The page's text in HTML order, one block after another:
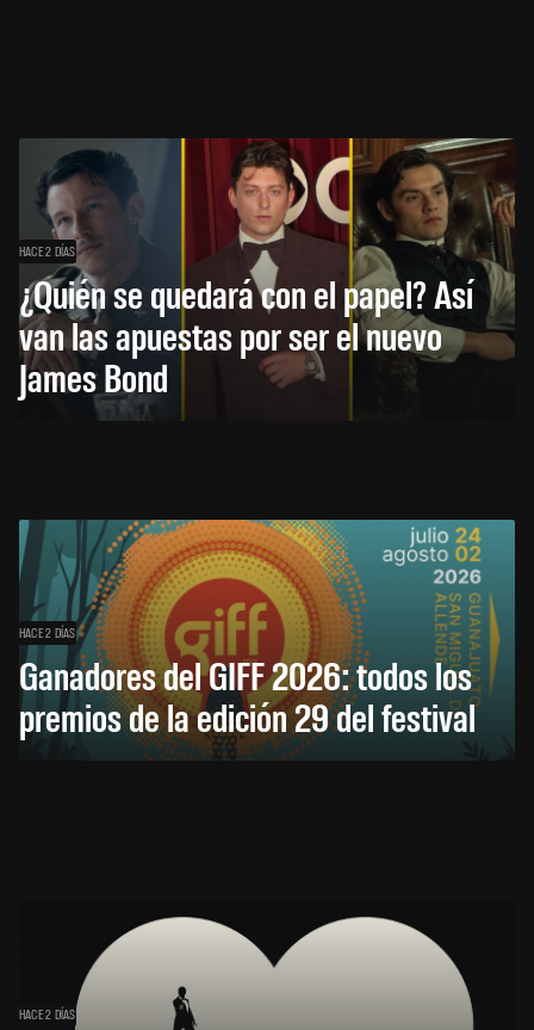
HACE 2 DÍAS
¿Quién se quedará con el papel? Así
van las apuestas por ser el nuevo
James Bond
HACE 2 DÍAS
Ganadores del GIFF 2026: todos los
premios de la edición 29 del festival
HACE 2 DÍAS